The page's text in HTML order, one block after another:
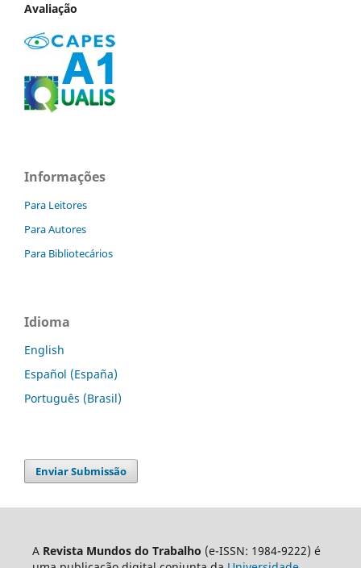
Avaliação
Informações
Para Leitores
Para Autores
Para Bibliotecários
Idioma
English
Español (España)
Português (Brasil)
Enviar Submissão
A Revista Mundos do Trabalho (e-ISSN: 1984-9222) é